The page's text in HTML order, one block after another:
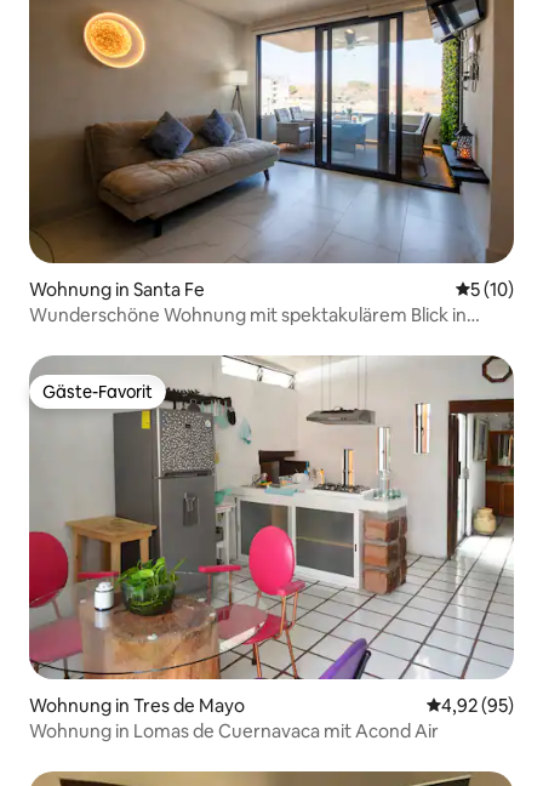
Wohnung in Santa Fe
5 (10)
Wunderschöne Wohnung mit spektakulärem Blick in
Gäste-Favorit
Gäste-Favorit
Wohnung in Tres de Mayo
4,92 (95)
Wohnung in Lomas de Cuernavaca mit Acond Air